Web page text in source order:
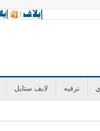
|
ترفيه لايف ستايل